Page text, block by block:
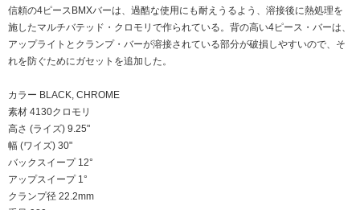
信頼の4ピースBMXバーは、過酷な使用にも耐えうるよう、溶接後に熱処理を
施したマルチバテッド・クロモリで作られている。背の高い4ピース・バーは、
アップライトとクランプ・バーが溶接されている部分が破損しやすいので、そ
れを防ぐためにガセットを追加した。
カラー BLACK, CHROME
素材 4130クロモリ
高さ (ライズ) 9.25"
幅 (ワイズ) 30"
バックスイープ 12°
アップスイープ 1°
クランプ径 22.2mm